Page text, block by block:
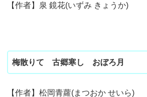
【作者】泉 鏡花(いずみ きょうか)
梅散りて 古郷寒し おぼろ月
【作者】松岡青蘿(まつおか せいら)